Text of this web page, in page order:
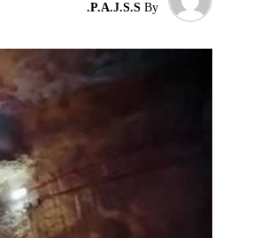
By
P.A.J.S.S.